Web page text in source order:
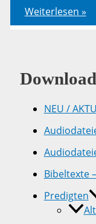
Segen
ohne
Gott
Weiterlesen »
NEU /
Bibeltexte
Predigten